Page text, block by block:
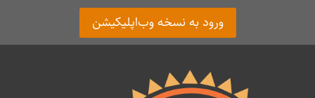
ورود به نسخه وب‌اپلیکیشن